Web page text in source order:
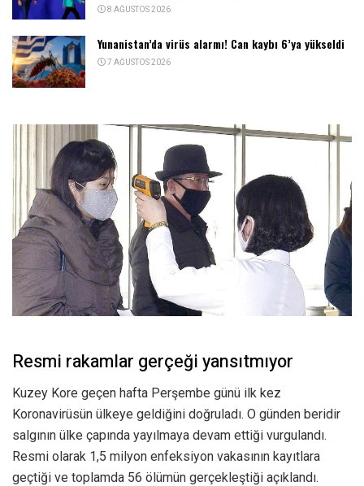
8 AĞUSTOS 2026
Yunanistan’da virüs alarmı! Can kaybı 6’ya yükseldi
7 AĞUSTOS 2026
Resmi rakamlar gerçeği yansıtmıyor
Kuzey Kore geçen hafta Perşembe günü ilk kez
Koronavirüsün ülkeye geldiğini doğruladı. O günden beridir
salgının ülke çapında yayılmaya devam ettiği vurgulandı.
Resmi olarak 1,5 milyon enfeksiyon vakasının kayıtlara
geçtiği ve toplamda 56 ölümün gerçekleştiği açıklandı.